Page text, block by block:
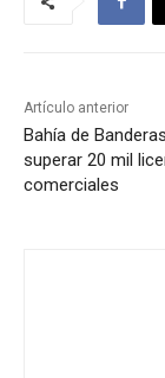
Artículo anterior
Bahía de
superar 20 mil
comerciales